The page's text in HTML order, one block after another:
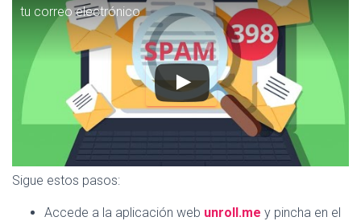
tu correo electrónico
Sigue estos pasos:
Accede a la aplicación web unroll.me y pincha en el